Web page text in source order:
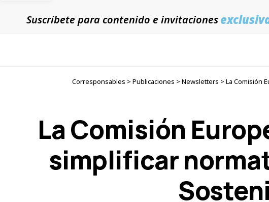
Suscríbete para contenido e invitaciones
Corresponsables > Publicaciones > Newsletters > La Comisión
La Comisión
simplificar